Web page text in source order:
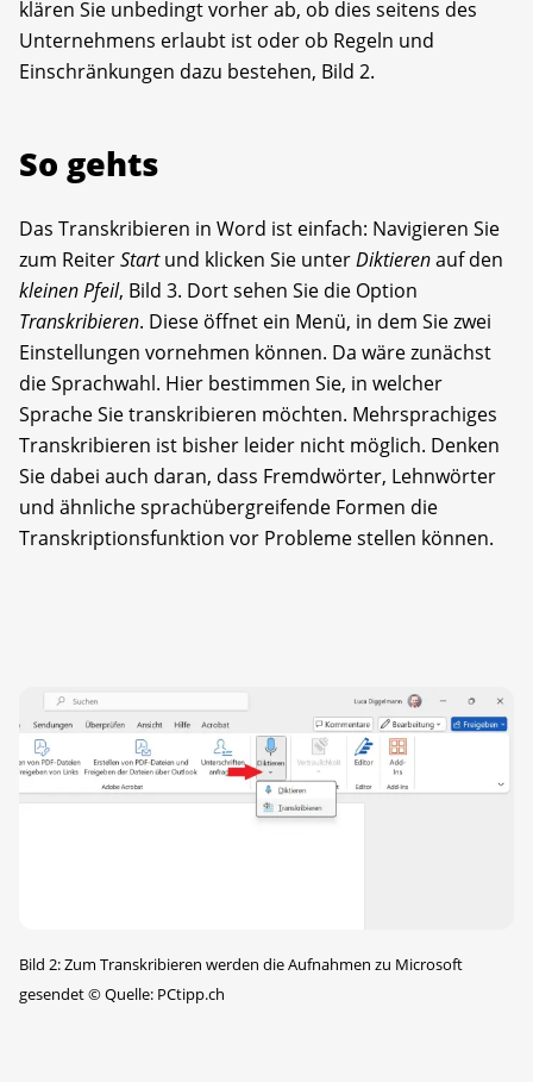
klären Sie unbedingt vorher ab, ob dies seitens des
Unternehmens erlaubt ist oder ob Regeln und
Einschränkungen dazu bestehen, Bild 2.
So gehts
Das Transkribieren in Word ist einfach: Navigieren Sie
zum ReiterStartund klicken Sie unterDiktierenauf den
kleinen Pfeil, Bild 3. Dort sehen Sie die Option
Transkribieren. Diese öffnet ein Menü, in dem Sie zwei
Einstellungen vornehmen können. Da wäre zunächst
die Sprachwahl. Hier bestimmen Sie, in welcher
Sprache Sie transkribieren möchten. Mehrsprachiges
Transkribieren ist bisher leider nicht möglich. Denken
Sie dabei auch daran, dass Fremdwörter, Lehnwörter
und ähnliche sprachübergreifende Formen die
Transkriptionsfunktion vor Probleme stellen können.
Bild 2: Zum Transkribieren werden die Aufnahmen zu Microsoft
gesendet©Quelle: PCtipp.ch